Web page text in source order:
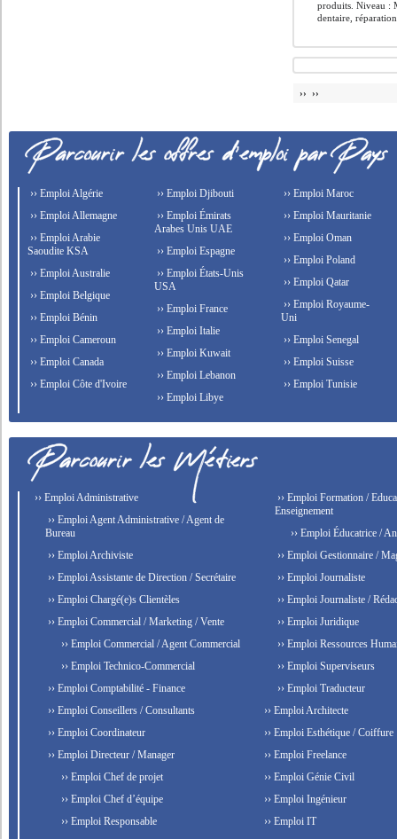
produits. Niveau :
dentaire,
›› ››
›› Emploi Algérie
›› Emploi Allemagne
›› Emploi Arabie
Saoudite KSA
›› Emploi Australie
›› Emploi Belgique
›› Emploi Bénin
›› Emploi Cameroun
›› Emploi Canada
›› Emploi Côte d'Ivoire
›› Emploi Djibouti
›› Emploi Émirats
Arabes Unis UAE
›› Emploi Espagne
›› Emploi États-Unis
USA
›› Emploi France
›› Emploi Italie
›› Emploi Kuwait
›› Emploi Lebanon
›› Emploi Libye
›› Emploi Maroc
›› Emploi Mauritanie
›› Emploi Oman
›› Emploi Poland
›› Emploi Qatar
›› Emploi Royaume-
Uni
›› Emploi Senegal
›› Emploi Suisse
›› Emploi Tunisie
›› Emploi Administrative
›› Emploi Agent Administrative / Agent de
Bureau
›› Emploi Archiviste
›› Emploi Assistante de Direction / Secrétaire
›› Emploi Chargé(e)s Clientèles
›› Emploi Commercial / Marketing / Vente
›› Emploi Commercial / Agent Commercial
›› Emploi Technico-Commercial
›› Emploi Comptabilité - Finance
›› Emploi Conseillers / Consultants
›› Emploi Coordinateur
›› Emploi Directeur / Manager
›› Emploi Chef de projet
›› Emploi Chef d’équipe
›› Emploi Responsable
›› Emploi Formation /
Enseignement
›› Emploi Éducatrice /
›› Emploi Gestionnaire /
›› Emploi Journaliste
›› Emploi Journaliste /
›› Emploi Juridique
›› Emploi Ressources
›› Emploi Superviseurs
›› Emploi Traducteur
›› Emploi Architecte
›› Emploi Esthétique / Coiffure
›› Emploi Freelance
›› Emploi Génie Civil
›› Emploi Ingénieur
›› Emploi IT